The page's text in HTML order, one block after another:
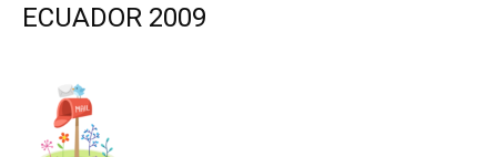
ECUADOR 2009